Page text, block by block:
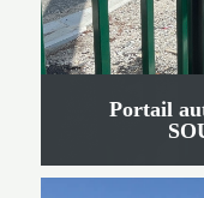
Portail